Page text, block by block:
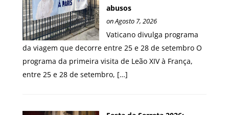
abusos
on Agosto 7, 2026
Vaticano divulga programa
da viagem que decorre entre 25 e 28 de setembro O
programa da primeira visita de Leão XIV à França,
entre 25 e 28 de setembro, […]